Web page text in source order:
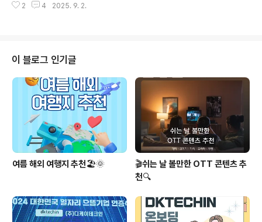
간편하게 볼 수 있어 주민들에게 편리함을 제공합니다! AI
편할 수 있게 가족연동까지 가능한 카카오 홈!👨‍👩‍👧‍👦
카카오톡과 음성을 통해 집과 가전 관리는 물론 에너지 절
약, 보안강화를 모두 누릴 수 있는 서비스로 일상에서의 삶
의 질을 높여줍니다!📈 단순한 스마트 홈을 넘어서 초개인
화 맞춤형 서비스로 카카오홈 앱에서 가족 구성원별로 원
하는 기능을 조합해 개인 모드를 설정하고, 자신의 루틴에
2 4 2025. 9. 2.
이 블로그 인기글
여름 해외 여행지 추천🏖️🌞
🎬쉬는 날 볼만한 OTT 콘텐츠 추
천🔍